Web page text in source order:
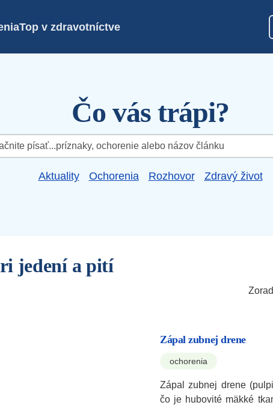
Top v zdravotníctve
Čo vás trápi?
Aktuality Ochorenia Rozhovor Zdravý život
jedení a pití
Zápal zubnej drene
ochorenia
Zápal zubnej drene
čo je hubovité mäkké